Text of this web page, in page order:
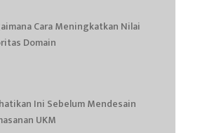
Cara Meningkatkan Nilai
Domain
Ini Sebelum Mendesain
UKM